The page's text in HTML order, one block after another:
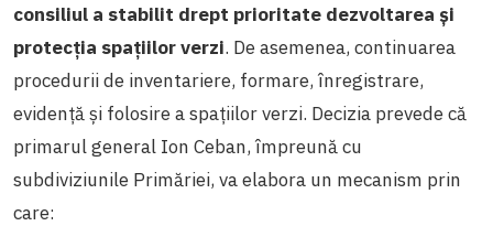
consiliul a stabilit drept prioritate dezvoltarea și
protecția spațiilor verzi. De asemenea, continuarea
procedurii de inventariere, formare, înregistrare,
evidență și folosire a spațiilor verzi. Decizia prevede că
primarul general Ion Ceban, împreună cu
subdiviziunile Primăriei, va elabora un mecanism prin
care: